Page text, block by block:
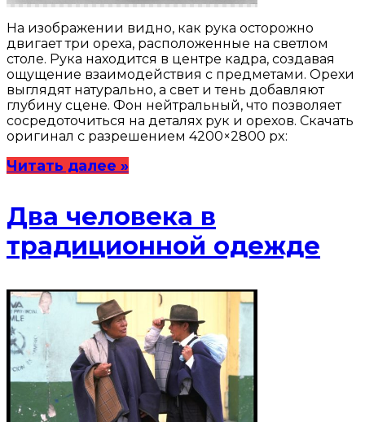
На изображении видно, как рука осторожно
двигает три ореха, расположенные на светлом
столе. Рука находится в центре кадра, создавая
ощущение взаимодействия с предметами. Орехи
выглядят натурально, а свет и тень добавляют
глубину сцене. Фон нейтральный, что позволяет
сосредоточиться на деталях рук и орехов. Скачать
оригинал с разрешением 4200×2800 px:
Читать далее »
Два человека в
традиционной одежде